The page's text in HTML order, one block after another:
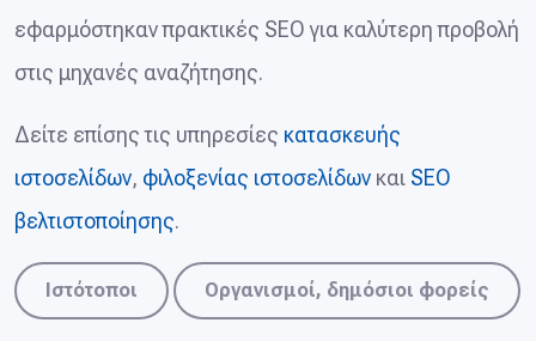
εφαρμόστηκαν πρακτικές SEO για καλύτερη προβολή
στις μηχανές αναζήτησης.
Δείτε επίσης τις υπηρεσίες κατασκευής
ιστοσελίδων, φιλοξενίας ιστοσελίδων και SEO
βελτιστοποίησης.
Ιστότοποι Οργανισμοί, δημόσιοι φορείς